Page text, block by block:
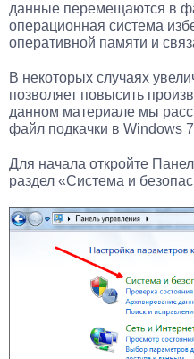
данные перемещаются в
операционная система
оперативной памяти и
В некоторых случаях
позволяет повысить
данном материале мы
файл подкачки в Windows
Для начала откройте
раздел «Система и